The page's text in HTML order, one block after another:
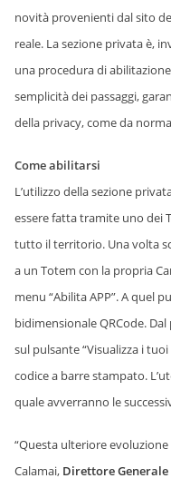
novità provenienti dal sito
reale. La sezione privata è,
una procedura di
semplicità dei passaggi,
della privacy, come da
Come abilitarsi
L’utilizzo della sezione
essere fatta tramite uno dei
tutto il territorio. Una volta
a un Totem con la propria
menu “Abilita APP”. A quel
bidimensionale QRCode.
sul pulsante “Visualizza i
codice a barre stampato.
quale avverranno le
“Questa ulteriore
Calamai, Direttore Generale